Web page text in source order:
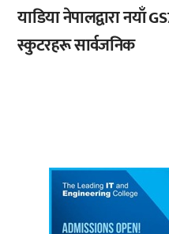
याडिया नेपालद्वारा नयाँ
स्कुटरहरू सार्वजनिक